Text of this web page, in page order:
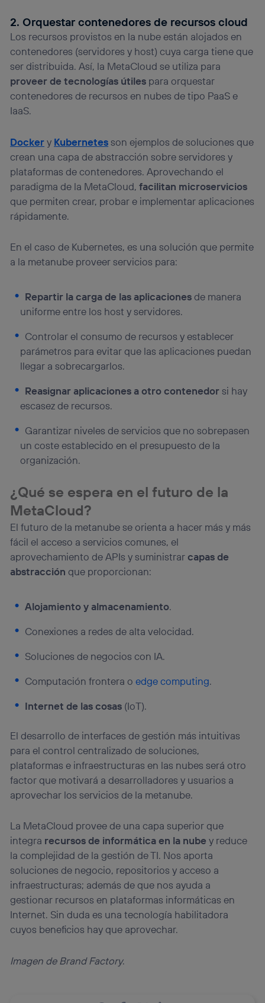
2. Orquestar contenedores de recursos cloud
Los recursos provistos en la nube están alojados en
contenedores (servidores y host) cuya carga tiene que
ser distribuida. Así, la MetaCloud se utiliza para
proveer de tecnologías útiles para orquestar
contenedores de recursos en nubes de tipo PaaS e
IaaS.
Dockery Kubernetesson ejemplos de soluciones que
crean una capa de abstracción sobre servidores y
plataformas de contenedores. Aprovechando el
paradigma de la MetaCloud,facilitan microservicios
que permiten crear, probar e implementar aplicaciones
rápidamente.
En el caso de Kubernetes, es una solución que permite
a la metanube proveer servicios para:
Repartir la carga de las aplicacionesde manera
uniforme entre los host y servidores.
Controlar el consumo de recursos y establecer
parámetros para evitar que las aplicaciones puedan
llegar a sobrecargarlos.
Reasignar aplicaciones a otro contenedorsi hay
escasez de recursos.
Garantizar niveles de servicios que no sobrepasen
un coste establecido en el presupuesto de la
organización.
¿Qué se espera en el futuro de la
MetaCloud?
El futuro de la metanube se orienta a hacer más y más
fácil el acceso a servicios comunes, el
aprovechamiento de APIs y suministrarcapas de
abstracción que proporcionan:
Alojamiento y almacenamiento.
Conexiones a redes de alta velocidad.
Soluciones de negocios con IA.
Computación frontera oedge computing.
Internet de las cosas (IoT).
El desarrollo de interfaces de gestión más intuitivas
para el control centralizado de soluciones,
plataformas e infraestructuras en las nubes será otro
factor que motivará a desarrolladores y usuarios a
aprovechar los servicios de la metanube.
La MetaCloud provee de una capa superior que
integra recursos de informática en la nube y reduce
la complejidad de la gestión de TI. Nos aporta
soluciones de negocio, repositorios y acceso a
infraestructuras; además de que nos ayuda a
gestionar recursos en plataformas informáticas en
Internet. Sin duda es una tecnología habilitadora
cuyos beneficios hay que aprovechar.
Imagen de Brand Factory.